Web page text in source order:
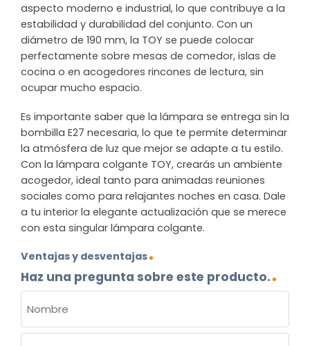
aspecto moderno e industrial, lo que contribuye a la
estabilidad y durabilidad del conjunto. Con un
diámetro de 190 mm, la TOY se puede colocar
perfectamente sobre mesas de comedor, islas de
cocina o en acogedores rincones de lectura, sin
ocupar mucho espacio.
Es importante saber que la lámpara se entrega sin la
bombilla E27 necesaria, lo que te permite determinar
la atmósfera de luz que mejor se adapte a tu estilo.
Con la lámpara colgante TOY, crearás un ambiente
acogedor, ideal tanto para animadas reuniones
sociales como para relajantes noches en casa. Dale
a tu interior la elegante actualización que se merece
con esta singular lámpara colgante.
Ventajas y desventajas
Haz una pregunta sobre este producto.
(OBLIGATORIO)
Nombre